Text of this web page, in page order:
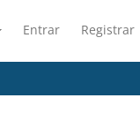
Entrar Registrar